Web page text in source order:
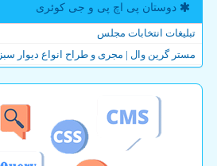
دوستان پی اچ پی و جی كوئری
تبلیغات انتخابات مجلس
مستر گرین وال | مجری و طراح انواع دیوار سبز